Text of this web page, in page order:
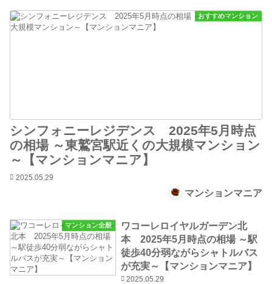
おすすめマンション
シンフォニーレジデンス 2025年5月時点
の相場 ～東鷲宮駅近くの大規模マンション
～【マンションマニア】
2025.05.29
マンションマニア
マンション全般
ワコーレロイヤルガーデン北
本 2025年5月時点の相場 ～駅
徒歩40分弱ながらシャトルバス
が充実～【マンションマニア】
2025.05.29